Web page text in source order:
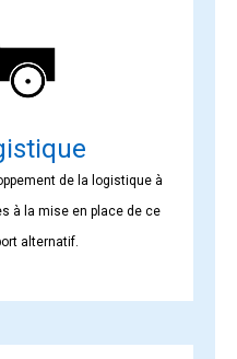
de la logistique à
à la mise en place de ce
alternatif.